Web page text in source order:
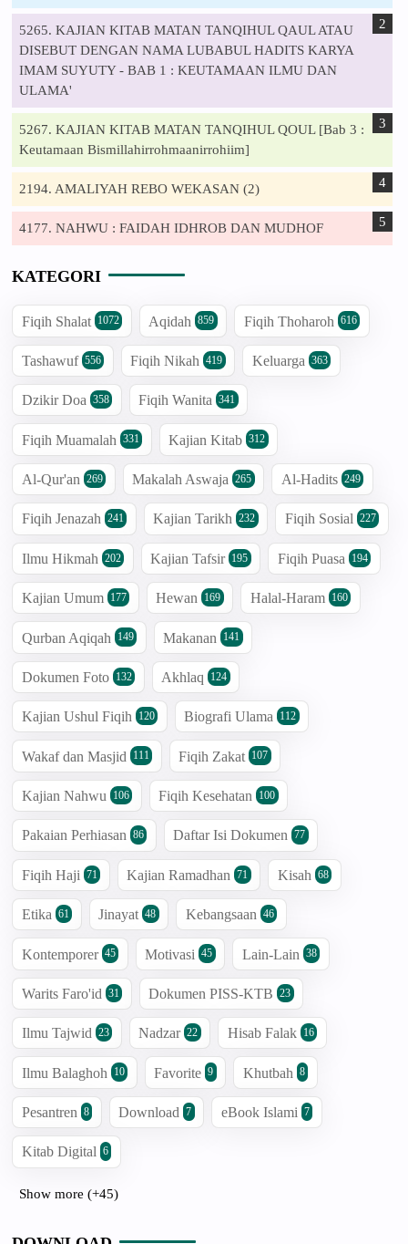
5265. KAJIAN KITAB MATAN TANQIHUL QAUL ATAU
DISEBUT DENGAN NAMA LUBABUL HADITS KARYA
IMAM SUYUTY - BAB 1 : KEUTAMAAN ILMU DAN
ULAMA'
5267. KAJIAN KITAB MATAN TANQIHUL QOUL [Bab 3 :
Keutamaan Bismillahirrohmaanirrohiim]
2194. AMALIYAH REBO WEKASAN (2)
4177. NAHWU : FAIDAH IDHROB DAN MUDHOF
KATEGORI
Fiqih Shalat 1072 Aqidah 859 Fiqih Thoharoh 616
Tashawuf 556 Fiqih Nikah 419 Keluarga 363
Dzikir Doa 358 Fiqih Wanita 341
Fiqih Muamalah 331 Kajian Kitab 312
Al-Qur'an 269 Makalah Aswaja 265 Al-Hadits 249
Fiqih Jenazah 241 Kajian Tarikh 232 Fiqih Sosial 227
Ilmu Hikmah 202 Kajian Tafsir 195 Fiqih Puasa 194
Kajian Umum 177 Hewan 169 Halal-Haram 160
Qurban Aqiqah 149 Makanan 141
Dokumen Foto 132 Akhlaq 124
Kajian Ushul Fiqih 120 Biografi Ulama 112
Wakaf dan Masjid 111 Fiqih Zakat 107
Kajian Nahwu 106 Fiqih Kesehatan 100
Pakaian Perhiasan 86 Daftar Isi Dokumen 77
Fiqih Haji 71 Kajian Ramadhan 71 Kisah 68
Etika 61 Jinayat 48 Kebangsaan 46
Kontemporer 45 Motivasi 45 Lain-Lain 38
Warits Faro'id 31 Dokumen PISS-KTB 23
Ilmu Tajwid 23 Nadzar 22 Hisab Falak 16
Ilmu Balaghoh 10 Favorite 9 Khutbah 8
Pesantren 8 Download 7 eBook Islami 7
Kitab Digital 6
Show more (+45)